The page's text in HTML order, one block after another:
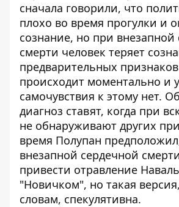
сначала говорили, что
плохо во время прогулки и
сознание, но при внезапной
смерти человек теряет
предварительных признаков
происходит моментально и
самочувствия к этому нет.
диагноз ставят, когда при
не обнаруживают других
время Полупан
внезапной сердечной
привести отравление
"Новичком", но такая
словам, спекулятивна.